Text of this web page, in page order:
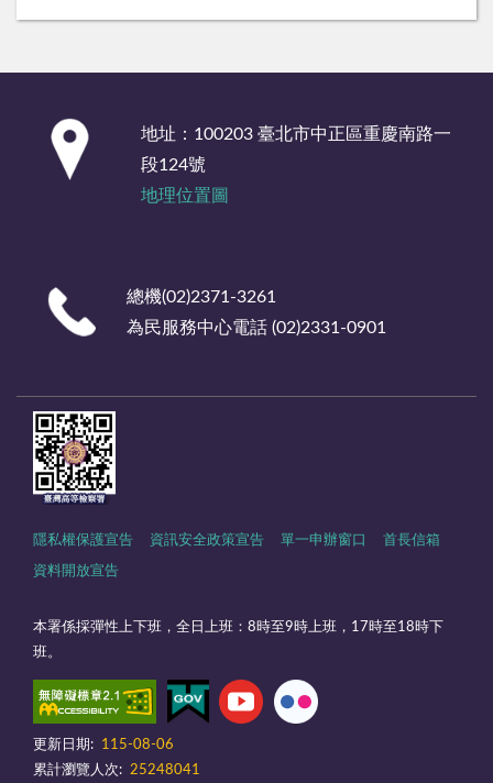
地址：100203 臺北市中正區重慶南路一
段124號
地理位置圖
總機(02)2371-3261
為民服務中心電話 (02)2331-0901
隱私權保護宣告 資訊安全政策宣告 單一申辦窗口 首長信箱
資料開放宣告
本署係採彈性上下班，全日上班：8時至9時上班，17時至18時下
班。
更新日期:
115-08-06
累計瀏覽人次:
25248041